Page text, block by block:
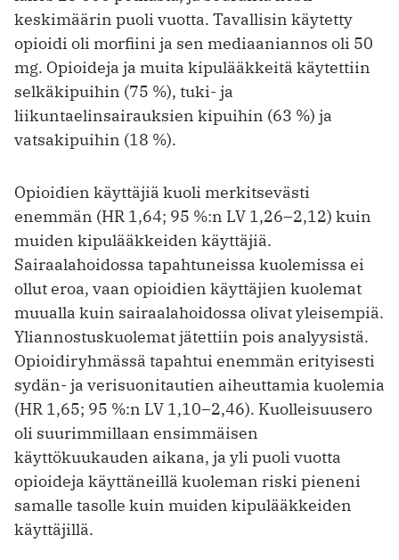
keskimäärin puoli vuotta. Tavallisin käytetty
opioidi oli morfiini ja sen mediaaniannos oli 50
mg. Opioideja ja muita kipulääkkeitä käytettiin
selkäkipuihin (75 %), tuki- ja
liikuntaelinsairauksien kipuihin (63 %) ja
vatsakipuihin (18 %).
Opioidien käyttäjiä kuoli merkitsevästi
enemmän (HR 1,64; 95 %:n LV 1,26–2,12) kuin
muiden kipulääkkeiden käyttäjiä.
Sairaalahoidossa tapahtuneissa kuolemissa ei
ollut eroa, vaan opioidien käyttäjien kuolemat
muualla kuin sairaalahoidossa olivat yleisempiä.
Yliannostuskuolemat jätettiin pois analyysistä.
Opioidiryhmässä tapahtui enemmän erityisesti
sydän- ja verisuonitautien aiheuttamia kuolemia
(HR 1,65; 95 %:n LV 1,10–2,46). Kuolleisuusero
oli suurimmillaan ensimmäisen
käyttökuukauden aikana, ja yli puoli vuotta
opioideja käyttäneillä kuoleman riski pieneni
samalle tasolle kuin muiden kipulääkkeiden
käyttäjillä.